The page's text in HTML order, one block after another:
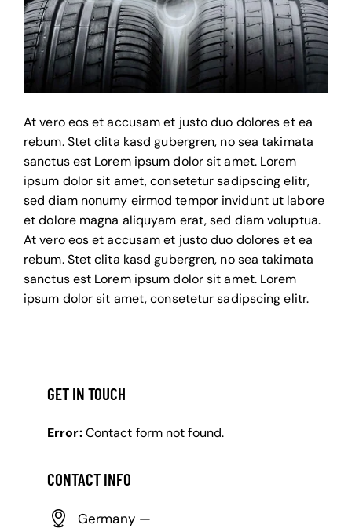
At vero eos et accusam et justo duo dolores et ea
rebum. Stet clita kasd gubergren, no sea takimata
sanctus est Lorem ipsum dolor sit amet. Lorem
ipsum dolor sit amet, consetetur sadipscing elitr,
sed diam nonumy eirmod tempor invidunt ut labore
et dolore magna aliquyam erat, sed diam voluptua.
At vero eos et accusam et justo duo dolores et ea
rebum. Stet clita kasd gubergren, no sea takimata
sanctus est Lorem ipsum dolor sit amet. Lorem
ipsum dolor sit amet, consetetur sadipscing elitr.
GET IN TOUCH
Error:Contact form not found.
CONTACT INFO
Germany —